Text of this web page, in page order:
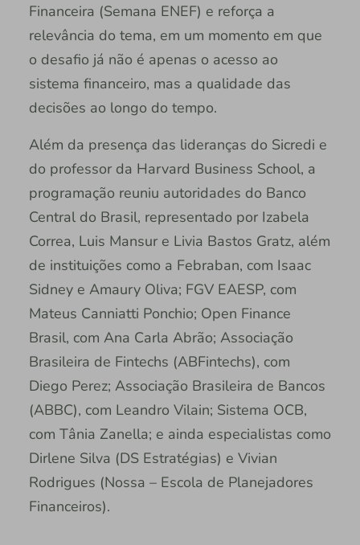
Financeira (Semana ENEF) e reforça a
relevância do tema, em um momento em que
o desafio já não é apenas o acesso ao
sistema financeiro, mas a qualidade das
decisões ao longo do tempo.
Além da presença das lideranças do Sicredi e
do professor da Harvard Business School, a
programação reuniu autoridades do Banco
Central do Brasil, representado por Izabela
Correa, Luis Mansur e Livia Bastos Gratz, além
de instituições como a Febraban, com Isaac
Sidney e Amaury Oliva; FGV EAESP, com
Mateus Canniatti Ponchio; Open Finance
Brasil, com Ana Carla Abrão; Associação
Brasileira de Fintechs (ABFintechs), com
Diego Perez; Associação Brasileira de Bancos
(ABBC), com Leandro Vilain; Sistema OCB,
com Tânia Zanella; e ainda especialistas como
Dirlene Silva (DS Estratégias) e Vivian
Rodrigues (Nossa – Escola de Planejadores
Financeiros).